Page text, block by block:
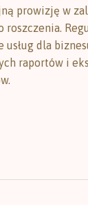
prowizję w
roszczenia.
dla
raportów i